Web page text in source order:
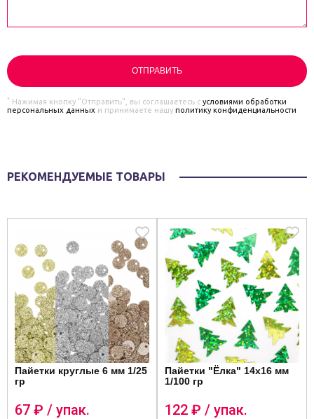
* Нажимая кнопку "Отправить", вы соглашаетесь с условиями обработки
персональных данных и принимаете нашу политику конфиденциальности
РЕКОМЕНДУЕМЫЕ ТОВАРЫ
Пайетки круглые 6 мм 1/25
гр
67 ₽ / упак.
Пайетки "Ёлка" 14x16 мм
1/100 гр
122 ₽ / упак.